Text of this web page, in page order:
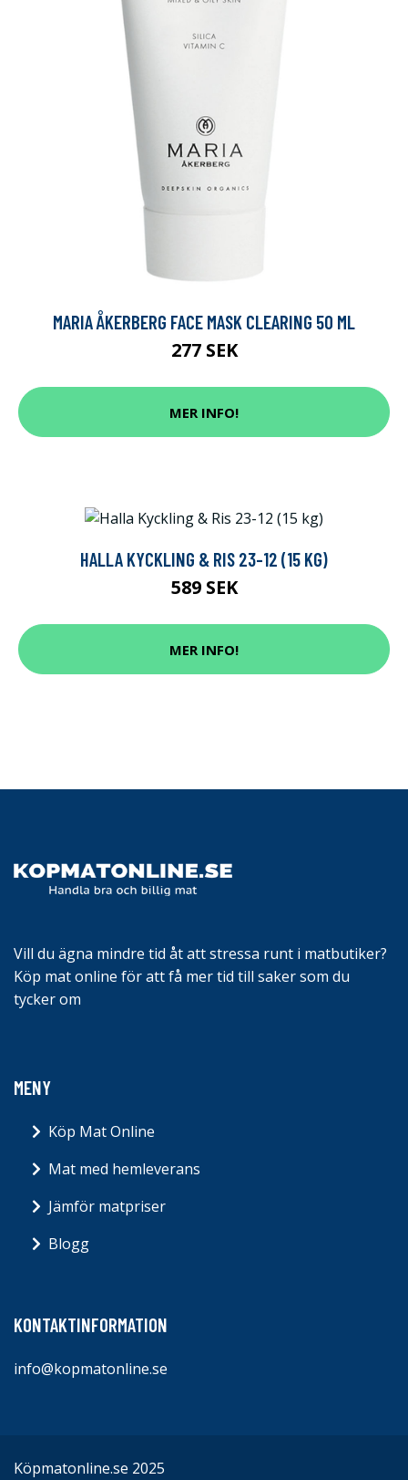
MARIA ÅKERBERG FACE MASK CLEARING 50 ML
277 SEK
MER INFO!
HALLA KYCKLING & RIS 23-12 (15 KG)
589 SEK
MER INFO!
Vill du ägna mindre tid åt att stressa runt i matbutiker?
Köp mat online för att få mer tid till saker som du
tycker om
MENY
Köp Mat Online
Mat med hemleverans
Jämför matpriser
Blogg
KONTAKTINFORMATION
info@kopmatonline.se
Köpmatonline.se 2025